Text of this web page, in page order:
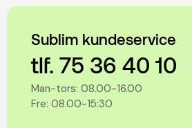
Sublim kundeservice
tlf. 75 36 40 10
Man-tors: 08.00-16.00
Fre: 08.00-15:30